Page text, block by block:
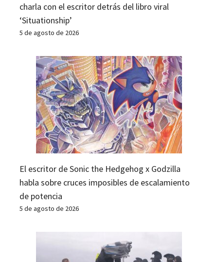
charla con el escritor detrás del libro viral
‘Situationship’
5 de agosto de 2026
El escritor de Sonic the Hedgehog x Godzilla
habla sobre cruces imposibles de escalamiento
de potencia
5 de agosto de 2026